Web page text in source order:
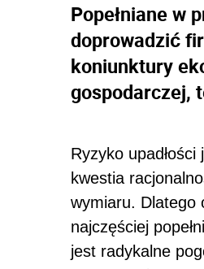
Popełniane w
doprowadzić
koniunktury
gospodarczej,
Ryzyko
kwestia
wymiaru. Dlatego
najczęściej
jest radykalne